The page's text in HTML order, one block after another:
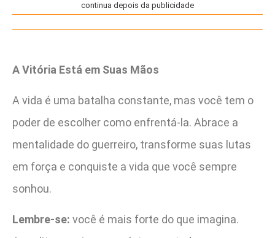
continua depois da publicidade
A Vitória Está em Suas Mãos
A vida é uma batalha constante, mas você tem o
poder de escolher como enfrentá-la. Abrace a
mentalidade do guerreiro, transforme suas lutas
em força e conquiste a vida que você sempre
sonhou.
Lembre-se: você é mais forte do que imagina.